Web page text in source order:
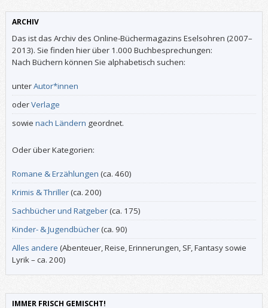
ARCHIV
Das ist das Archiv des Online-Büchermagazins Eselsohren (2007–
2013). Sie finden hier über 1.000 Buchbesprechungen:
Nach Büchern können Sie alphabetisch suchen:
unterAutor*innen
oderVerlage
sowie nach Ländern geordnet.
Oder über Kategorien:
Romane & Erzählungen (ca. 460)
Krimis & Thriller(ca. 200)
Sachbücher und Ratgeber(ca. 175)
Kinder- & Jugendbücher(ca. 90)
Alles andere (Abenteuer, Reise, Erinnerungen, SF, Fantasy sowie
Lyrik – ca. 200)
IMMER FRISCH GEMISCHT!